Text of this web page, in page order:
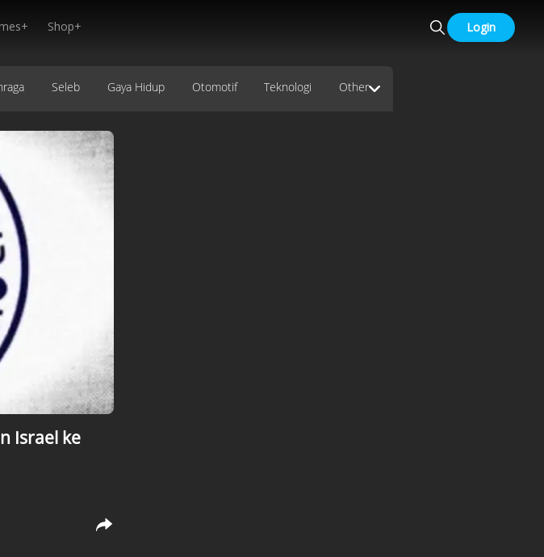
Shop+ Login
Seleb Gaya Hidup Otomotif Teknologi Other
Israel ke